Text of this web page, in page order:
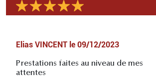
Elias VINCENT le 09/12/2023
Prestations faites au niveau de mes
attentes